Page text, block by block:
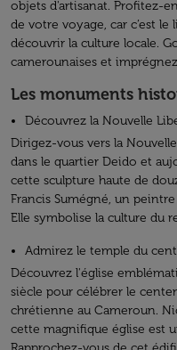
objets d'artisanat. Profitez-
de votre voyage, car c’est
découvrir la culture locale.
camerounaises et
Les monuments
Découvrez la Nouvelle
Dirigez-vous vers la
dans le quartier Deido et
cette sculpture haute de
Francis Sumégné, un
Elle symbolise la culture du
Admirez le temple du
Découvrez l'église
siècle pour célébrer le
chrétienne au Cameroun.
cette magnifique église est